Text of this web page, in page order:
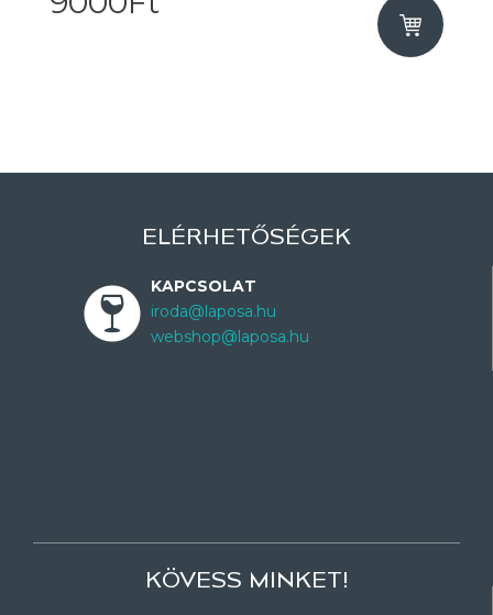
ELÉRHETŐSÉGEK
KAPCSOLAT
iroda@laposa.hu
webshop@laposa.hu
KÖVESS MINKET!